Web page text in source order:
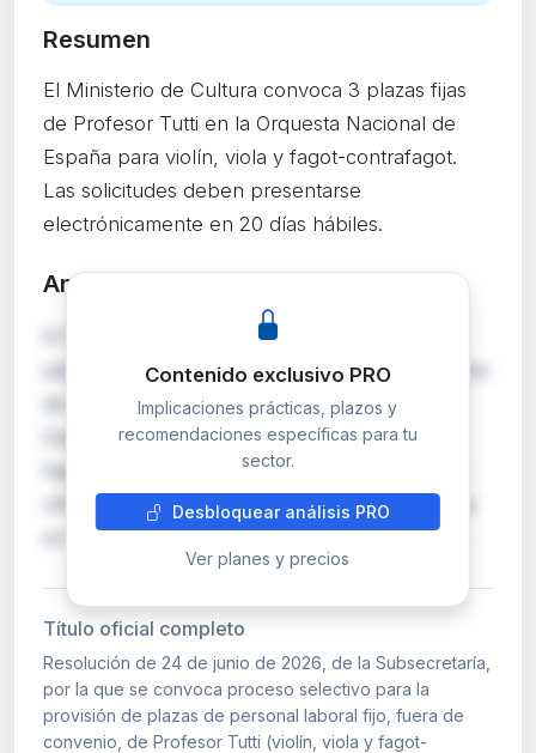
Resumen
El Ministerio de Cultura convoca 3 plazas fijas
de Profesor Tutti en la Orquesta Nacional de
España para violín, viola y fagot-contrafagot.
Las solicitudes deben presentarse
electrónicamente en 20 días hábiles.
Análisis detallado
El INAEM convoca mediante oposición libre 3
plazas de personal laboral fijo fuera de convenio
de Profesor Tutti en la Orquesta Nacional de
España: una de violín, una de viola y una de
fagot-contrafagot. Dos plazas provienen de la
oferta de empleo público de 2023 (no cubiertas
en convocatoria anterior de diciembre 2024)…
Contenido exclusivo PRO
Implicaciones prácticas, plazos y
recomendaciones específicas para tu
sector.
Desbloquear análisis PRO
Ver planes y precios
Título oficial completo
Resolución de 24 de junio de 2026, de la Subsecretaría,
por la que se convoca proceso selectivo para la
provisión de plazas de personal laboral fijo, fuera de
convenio, de Profesor Tutti (violín, viola y fagot-